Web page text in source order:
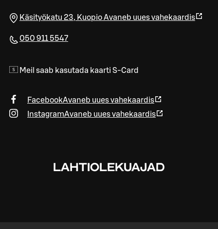
Käsityökatu 23, KuopioAvaneb uues vahekaardis
050 911 5547
Meil saab kasutada kaarti S-Card
FacebookAvaneb uues vahekaardis
InstagramAvaneb uues vahekaardis
LAHTIOLEKUAJAD